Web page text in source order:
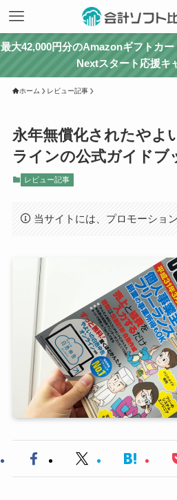
最大42,000円分のAmazonギフトカ
Nextスタート応援キ
ホーム レビュー記事
永年無償化されたやよ
ラインの公式ガイドブ
レビュー記事
当サイトには、プロモーショ